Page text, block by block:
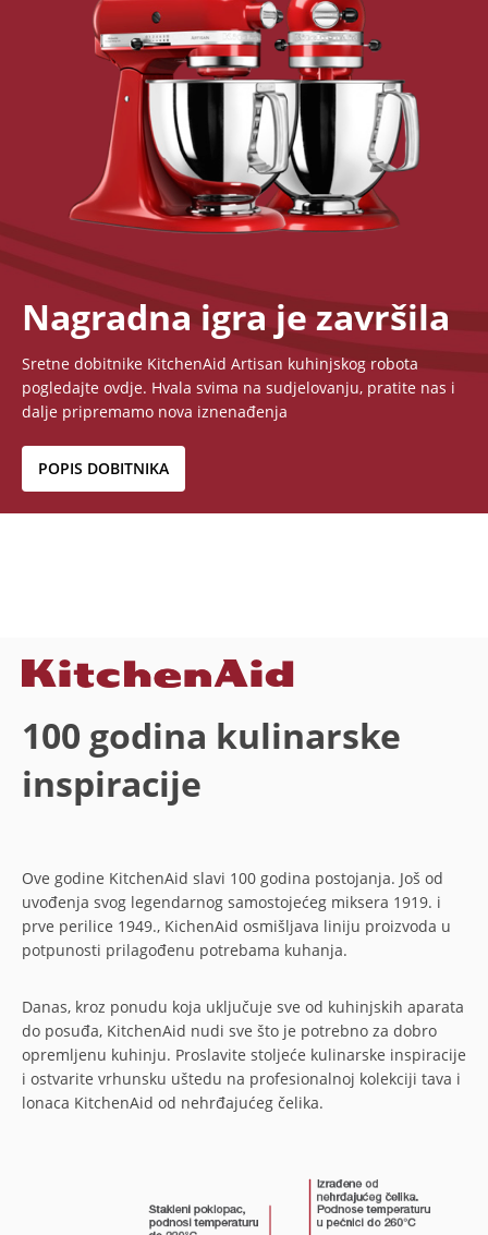
Nagradna igra je završila
Sretne dobitnike KitchenAid Artisan kuhinjskog robota
pogledajte ovdje. Hvala svima na sudjelovanju, pratite nas i
dalje pripremamo nova iznenađenja
POPIS DOBITNIKA
100 godina kulinarske
inspiracije
Ove godine KitchenAid slavi 100 godina postojanja. Još od
uvođenja svog legendarnog samostojećeg miksera 1919. i
prve perilice 1949., KichenAid osmišljava liniju proizvoda u
potpunosti prilagođenu potrebama kuhanja.
Danas, kroz ponudu koja uključuje sve od kuhinjskih aparata
do posuđa, KitchenAid nudi sve što je potrebno za dobro
opremljenu kuhinju. Proslavite stoljeće kulinarske inspiracije
i ostvarite vrhunsku uštedu na profesionalnoj kolekciji tava i
lonaca KitchenAid od nehrđajućeg čelika.